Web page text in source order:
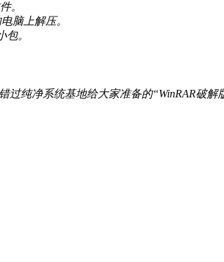
。
脑上解压。
。
纯净系统基地给大家准备的“WinRAR破解